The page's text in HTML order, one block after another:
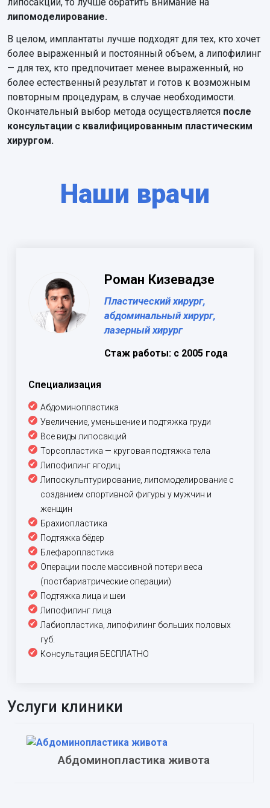
липомоделирование.
В целом, имплантаты лучше подходят для тех, кто хочет
более выраженный и постоянный объем, а липофилинг
— для тех, кто предпочитает менее выраженный, но
более естественный результат и готов к возможным
повторным процедурам, в случае необходимости.
Окончательный выбор метода осуществляется после
консультации с квалифицированным пластическим
хирургом.
Наши врачи
Роман Кизевадзе
Пластический хирург,
абдоминальный хирург,
лазерный хирург
Стаж работы: с 2005 года
Специализация
Абдоминопластика
Увеличение, уменьшение и подтяжка груди
Все виды липосакций
Торсопластика — круговая подтяжка тела
Липофилинг ягодиц
Липоскульптурирование, липомоделирование с
созданием спортивной фигуры у мужчин и
женщин
Брахиопластика
Подтяжка бёдер
Блефаропластика
Операции после массивной потери веса
(постбариатрические операции)
Подтяжка лица и шеи
Липофилинг лица
Лабиопластика, липофилинг больших половых
губ.
Консультация БЕСПЛАТНО
Услуги клиники
Абдоминопластика живота